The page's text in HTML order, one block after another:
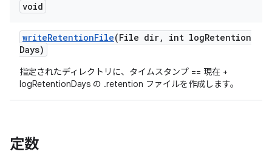
void
writeRetentionFile(File dir, int logRetention
Days)
指定されたディレクトリに、タイムスタンプ == 現在 +
logRetentionDays の .retention ファイルを作成します。
定数